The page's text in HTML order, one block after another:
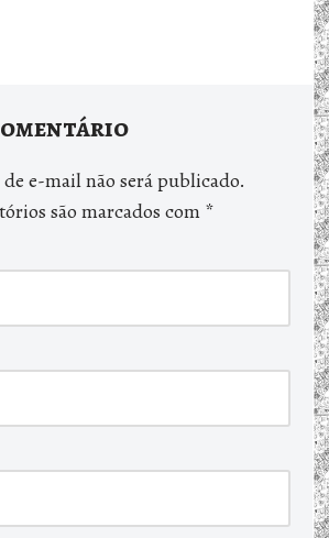
e-mail não será publicado.
são marcados com *